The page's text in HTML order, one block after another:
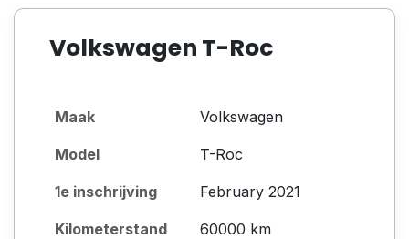
Volkswagen T-Roc
Maak Volkswagen
Model T-Roc
1e inschrijving February 2021
Kilometerstand 60000 km